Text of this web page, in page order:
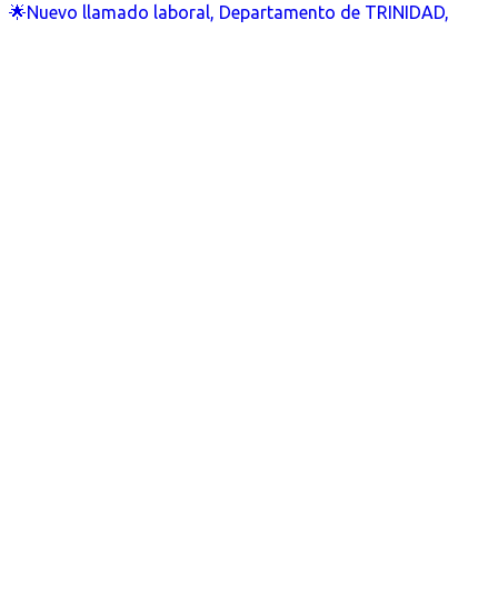
🌟Nuevo llamado laboral, Departamento de TRINIDAD,